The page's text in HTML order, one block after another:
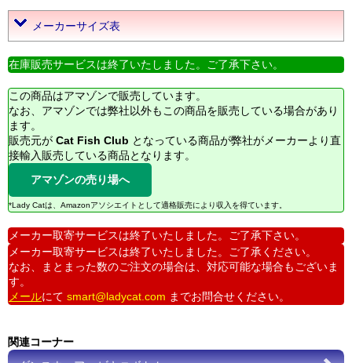
メーカーサイズ表
在庫販売サービスは終了いたしました。ご了承下さい。
この商品はアマゾンで販売しています。
なお、アマゾンでは弊社以外もこの商品を販売している場合があり
ます。
販売元が Cat Fish Club となっている商品が弊社がメーカーより直
接輸入販売している商品となります。
アマゾンの売り場へ
*Lady Catは、Amazonアソシエイトとして適格販売により収入を得ています。
メーカー取寄サービスは終了いたしました。ご了承下さい。
メーカー取寄サービスは終了いたしました。ご了承ください。
なお、まとまった数のご注文の場合は、対応可能な場合もございま
す。
メールにて smart@ladycat.com までお問合せください。
関連コーナー